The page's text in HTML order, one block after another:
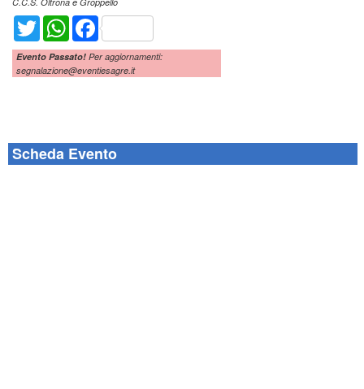
Twitter WhatsAppFacebook
Evento Passato! Per aggiornamenti:
segnalazione@eventiesagre.it
Scheda Evento